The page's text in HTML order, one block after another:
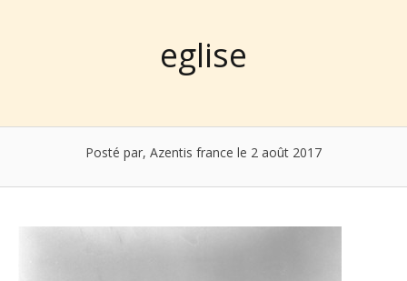
eglise
Posté par, Azentis france le 2 août 2017